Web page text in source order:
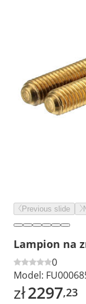
Previous slide
Lampion na
0
Model:
zł2297,23